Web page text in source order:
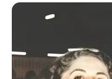
LIFESTYLE
Mengenal
Kesehatan
di Rumah